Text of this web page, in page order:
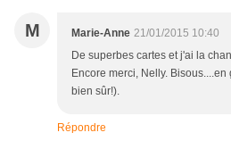
M Marie-Anne 21/01/2015 10:40
De superbes cartes et j'ai la
Encore merci, Nelly.
bien sûr!).
Répondre